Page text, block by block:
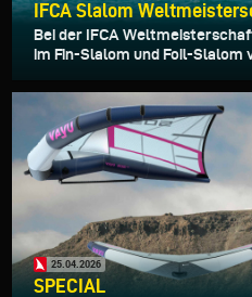
IFCA Slalom
Bei der IFCA
im Fin-Slalom und Foil-Slalom
25.04.2026
SPECIAL